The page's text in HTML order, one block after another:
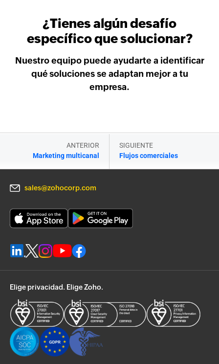
¿Tienes algún desafío
específicoque solucionar?
Nuestro equipo puede ayudarte a identificar
qué soluciones se adaptan mejor a tu
empresa.
ANTERIOR
Marketing multicanal
SIGUIENTE
Flujos comerciales
sales@zohocorp.com
Elige privacidad. Elige Zoho.